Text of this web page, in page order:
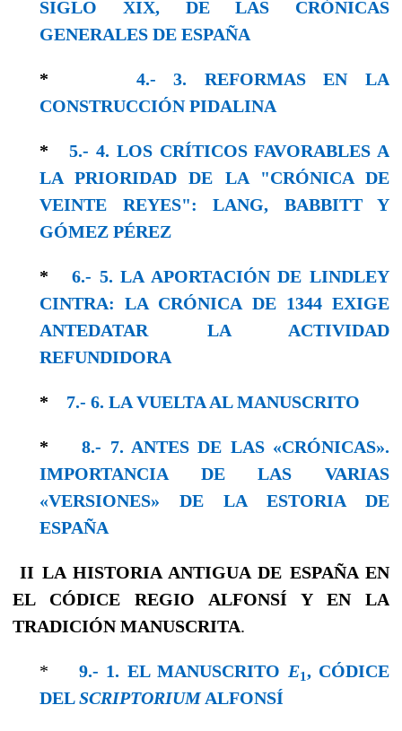
SIGLO XIX, DE LAS CRÓNICAS
GENERALES DE ESPAÑA
* 4.- 3. REFORMAS EN LA
CONSTRUCCIÓN PIDALINA
*5.- 4. LOS CRÍTICOS FAVORABLES A
LA PRIORIDAD DE LA "CRÓNICA DE
VEINTE REYES": LANG, BABBITT Y
GÓMEZ PÉREZ
* 6.- 5. LA APORTACIÓN DE LINDLEY
CINTRA: LA CRÓNICA DE 1344 EXIGE
ANTEDATAR LA ACTIVIDAD
REFUNDIDORA
* 7.- 6. LA VUELTA AL MANUSCRITO
*8.- 7. ANTES DE LAS «CRÓNICAS».
IMPORTANCIA DE LAS VARIAS
«VERSIONES» DE LA ESTORIA DE
ESPAÑA
II LA HISTORIA ANTIGUA DE ESPAÑAEN
EL CÓDICE REGIO ALFONSÍ Y EN LA
TRADICIÓN MANUSCRITA.
* 9.- 1. EL MANUSCRITO E1, CÓDICE
DELSCRIPTORIUMALFONSÍ